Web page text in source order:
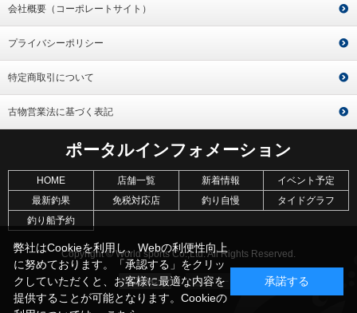
会社概要（コーポレートサイト）
プライバシーポリシー
特定商取引について
古物営業法に基づく表記
ポータルインフォメーション
HOME 店舗一覧 新着情報
イベント予定
最新釣果
免税対応店 釣り自慢
タイドグラフ
釣り船予約
Copyright © World sports Co.,Ltd. All Rights Reserved.
弊社はCookieを利用し、Webの利便性向上
に努めております。「承認する」をクリッ
クしていただくと、お客様に最適な内容を
提供することが可能となります。Cookieの
承諾する